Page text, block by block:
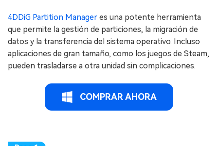
4DDiG Partition Manager es una potente herramienta
que permite la gestión de particiones, la migración de
datos y la transferencia del sistema operativo. Incluso
aplicaciones de gran tamaño, como los juegos de Steam,
pueden trasladarse a otra unidad sin complicaciones.
COMPRAR AHORA